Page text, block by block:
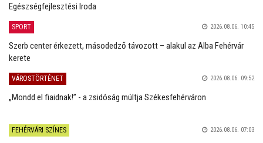
Egészségfejlesztési Iroda
SPORT 2026.08.06. 10:45
Szerb center érkezett, másodedző távozott – alakul az Alba Fehérvár
kerete
VÁROSTÖRTÉNET 2026.08.06. 09:52
„Mondd el fiaidnak!” - a zsidóság múltja Székesfehérváron
FEHÉRVÁRI SZÍNES 2026.08.06. 07:03